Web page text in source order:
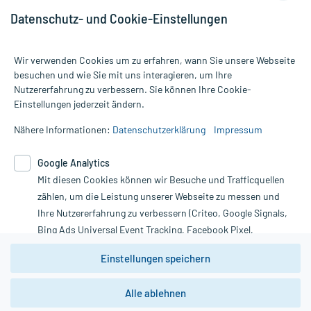
Alle Preise gelten inkl. MwSt., ggf. zzgl. Versandkosten
Informationen auf dieser Website werden ausschließlich für
die Untersuchung und Behandlung durch einen Arzt. Bitte
Therapien eingeleitet werden können. | Diese Webseite benutzt
Google Analytics. Lesen Sie bitte dazu die wichtigen Hinweise in
unserer Datenschutzerklärung. Für den Widerruf einer Bestellung
nutzen Sie das Formular:
Vertrag widerrufen
*Hinweise zu unseren Aktionen und Bewertungen
Datenschutz- und Cookie-Einstellungen
Wir verwenden Cookies um zu erfahren, wann Sie unsere Webseite
besuchen und wie Sie mit uns interagieren, um Ihre
Nutzererfahrung zu verbessern. Sie können Ihre Cookie-
Einstellungen jederzeit ändern.
Nähere Informationen: Datenschutzerklärung Impressum
Google Analytics
Mit diesen Cookies können wir Besuche und Trafficquellen
zählen, um die Leistung unserer Webseite zu messen und
Ihre Nutzererfahrung zu verbessern (Criteo, Google Signals,
Bing Ads Universal Event Tracking, Facebook Pixel,
Youtube-Social Plugin).
Wir weisen darauf hin, dass die
zwingend den Europäischen Anforderungen gem. EU-
DSGVO genügen und ein Datentransfer in Drittstaaten bzw.
Einstellungen speichern
Alle ablehnen